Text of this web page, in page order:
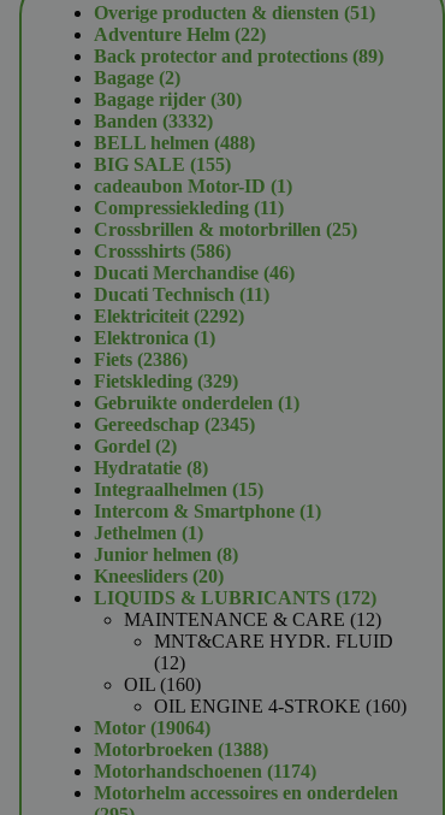
Overige producten & diensten 5151
Adventure Helm 2222
producten
Back protector and protections 8989
Bagage 22
producten
Bagage rijder 3030
Banden 33323332
producten
BELL helmen 488488
BIG SALE 155155
producten
cadeaubon Motor-ID 11
Compressiekleding 1111
producten
Crossbrillen & motorbrillen 2525
Crossshirts 586586
producten
Ducati Merchandise 4646
Ducati Technisch 1111
Elektriciteit 22922292
Elektronica 11
Fiets 23862386
producten
Fietskleding 329329
producten
Gebruikte onderdelen 11
Gereedschap 23452345
Gordel 22
producten
Hydratatie 88
producten
Integraalhelmen 1515
producten
Intercom & Smartphone 11
Jethelmen 11
product
Junior helmen 88
Kneesliders 2020
producten
LIQUIDS & LUBRICANTS 172172
producten
MAINTENANCE & CARE 1212
producten
MNT&CARE HYDR. FLUID
1212
producten
OIL 160160
producten
OIL ENGINE 4-STROKE 160160
Motor 1906419064
producten
Motorbroeken 13881388
producten
Motorhandschoenen 11741174
producten
Motorhelm accessoires en onderdelen